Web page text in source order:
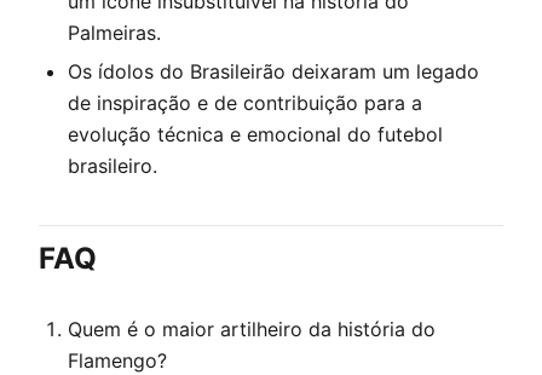
Palmeiras.
Os ídolos do Brasileirão deixaram um legado
de inspiração e de contribuição para a
evolução técnica e emocional do futebol
brasileiro.
FAQ
Quem é o maior artilheiro da história do
Flamengo?